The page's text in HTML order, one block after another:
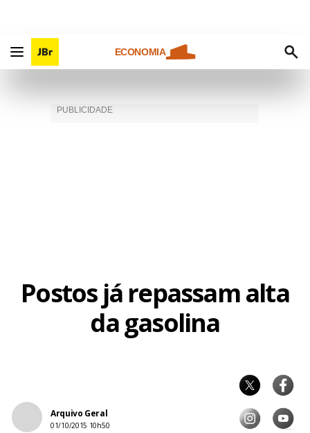
ECONOMIA
Postos já repassam alta
da gasolina
Arquivo Geral
01/10/2015 10h50